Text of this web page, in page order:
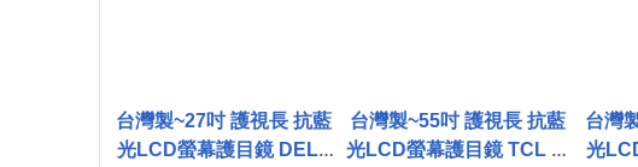
台灣製~27吋 護視長 抗藍
光LCD螢幕護目鏡 DELL
台灣製~55吋 護視長 抗藍
光LCD螢幕護目鏡 TCL 系
台灣
光